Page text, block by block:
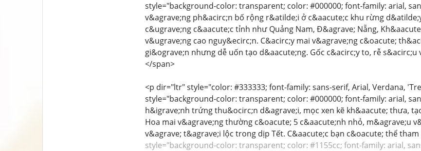
style="background-color: transparent; color: #000000; font-family: arial,
v&agrave;ng ph&acirc;n bố rộng r&atilde;i ở c&aacute;c khu rừng
c&ugrave;ng c&aacute;c tỉnh như Quảng Nam, Đ&agrave; Nẵng,
v&ugrave;ng cao nguy&ecirc;n. C&acirc;y mai v&agrave;ng c&oacute;
gi&ograve;n nhưng dễ uốn tạo d&aacute;ng. Gốc c&acirc;y to, rễ
</span>
<p dir="ltr" style="color: #333333; font-family: sans-serif, Arial, Verdana,
style="background-color: transparent; color: #000000; font-family: arial,
h&igrave;nh trứng thu&ocirc;n d&agrave;i, mọc xen kẽ kh&aacute; thưa,
Hoa mai v&agrave;ng thường c&oacute; 5 c&aacute;nh nhỏ, m&agrave;u
v&agrave; t&agrave;i lộc trong dịp Tết. C&aacute;c bạn c&oacute; thể
style="background-color: transparent; color: #1155cc; font-family: arial,